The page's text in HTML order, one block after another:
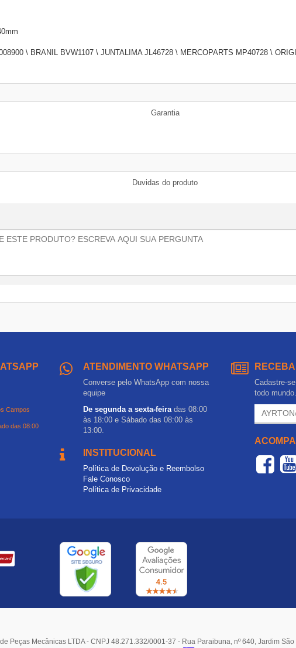
\ BRANIL BVW1107 \ JUNTALIMA JL46728 \ MERCOPARTS MP40728 \
Garantia
Duvidas do produto
Campos
das 08:00
ATENDIMENTO WHATSAPP
Converse pelo WhatsApp com nossa
equipe
De segunda a sexta-feira das 08:00
às 18:00 e Sábado das 08:00 às
13:00.
INSTITUCIONAL
Política de Devolução e Reembolso
Fale Conosco
Política de Privacidade
Cadastre-
todo mundo.
Peças Mecânicas LTDA - CNPJ 48.271.332/0001-37 - Rua Paraibuna, nº 640, Jardim